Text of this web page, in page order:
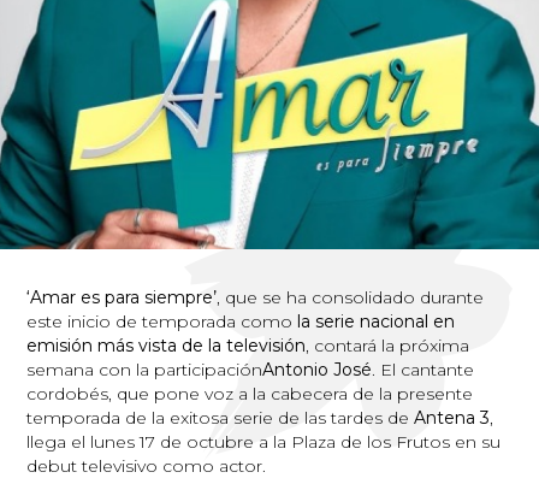
‘Amar es para siempre’ , que se ha consolidado durante
este inicio de temporada como la serie nacional en
emisión más vista de la televisión , contará la próxima
semana con la participaciónAntonio José . El cantante
cordobés, que pone voz a la cabecera de la presente
temporada de la exitosa serie de las tardes deAntena 3
llega el lunes 17 de octubre a la Plaza de los Frutos en su
debut televisivo como actor.